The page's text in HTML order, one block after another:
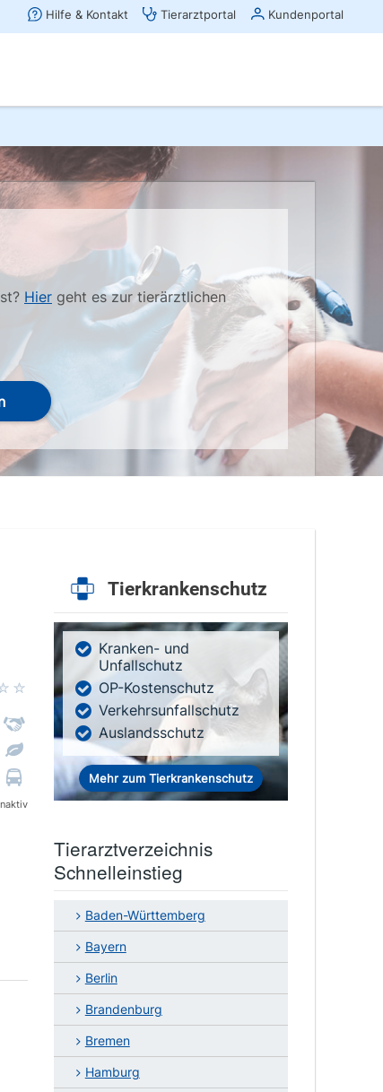
Hier geht es zur tierärztlichen
Tierkrankenschutz
Kranken- und
Unfallschutz
OP-Kostenschutz
Verkehrsunfallschutz
Auslandsschutz
Mehr zum Tierkrankenschutz
Tierarztverzeichnis
Schnelleinstieg
Baden-Württemberg
Bayern
Berlin
Brandenburg
Bremen
Hamburg